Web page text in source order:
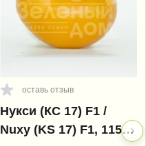
оставь отзыв
Нукси (КС 17) F1 /
Nuxy (KS 17) F1, 115-